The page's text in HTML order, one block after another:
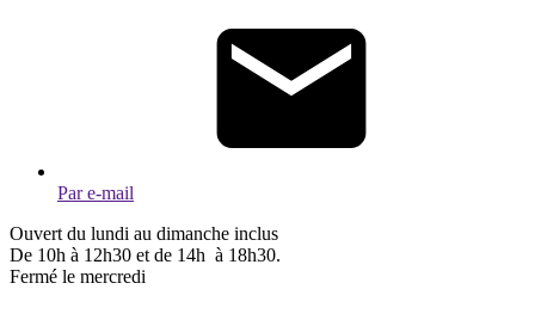
Par e-mail
Ouvert du lundi au dimanche inclus
De 10h à 12h30 et de 14h à 18h30.
Fermé le mercredi